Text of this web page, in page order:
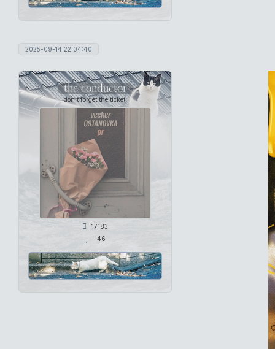
2025-09-14 22:04:40
the conductor
don't forget the ticket!
17183
+46